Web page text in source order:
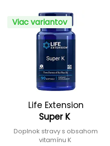
Viac variantov
Life Extension
Super K
Doplnok stravy s obsahom
vitamínu K